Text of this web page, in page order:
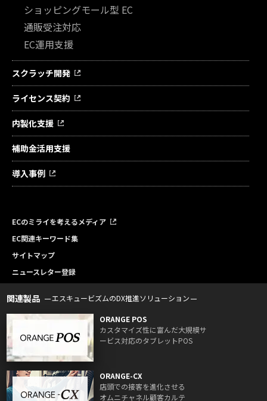
ショッピングモール型 EC
通販受注対応
EC運用支援
スクラッチ開発
ライセンス契約
内製化支援
補助金活用支援
導入事例
ECのミライを考えるメディア
EC関連キーワード集
サイトマップ
ニュースレター登録
関連製品 エスキュービズムのDX推進ソリューション
ORANGE POS
カスタマイズ性に富んだ大規模サ
ービス対応のタブレットPOS
ORANGE-CX
店頭での接客を進化させる
オムニチャネル顧客カルテ